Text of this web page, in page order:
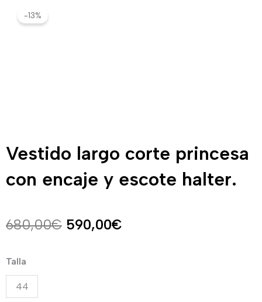
-13%
Vestido largo corte princesa
con encaje y escote halter.
680,00€ El
590,00€
Talla
44
Vestido
largo
corte